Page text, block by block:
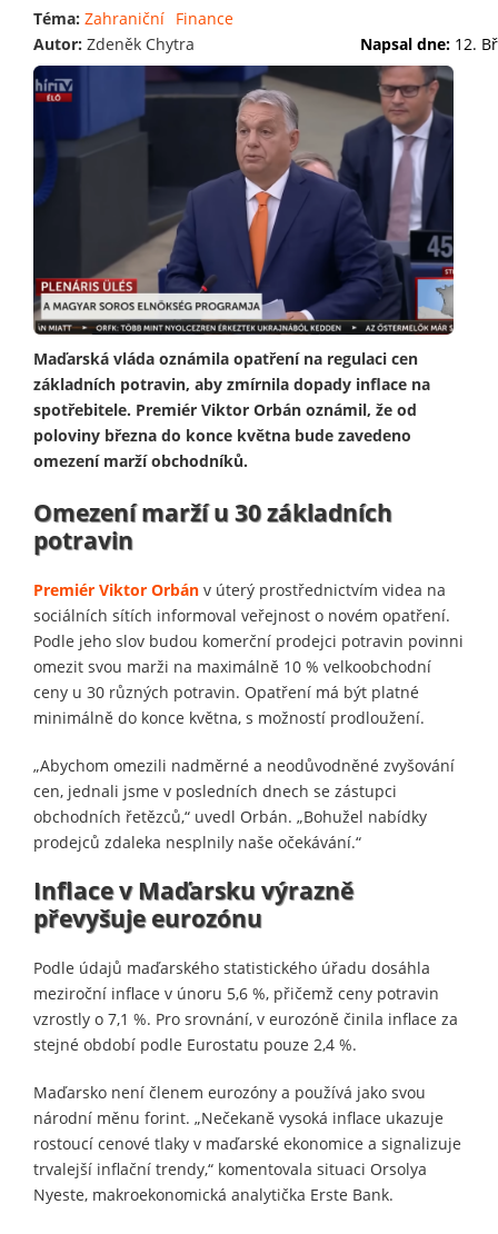
Téma: Zahraniční Finance
Autor: Zdeněk Chytra Napsal dne: 12.
Maďarská vláda oznámila opatření na regulaci cen
základních potravin, aby zmírnila dopady inflace na
spotřebitele. Premiér Viktor Orbán oznámil, že od
poloviny března do konce května bude zavedeno
omezení marží obchodníků.
Omezení marží u 30 základních
potravin
Premiér Viktor Orbán v úterý prostřednictvím videa na
sociálních sítích informoval veřejnost o novém opatření.
Podle jeho slov budou komerční prodejci potravin povinni
omezit svou marži na maximálně 10 % velkoobchodní
ceny u 30 různých potravin. Opatření má být platné
minimálně do konce května, s možností prodloužení.
„Abychom omezili nadměrné a neodůvodněné zvyšování
cen, jednali jsme v posledních dnech se zástupci
obchodních řetězců,“ uvedl Orbán. „Bohužel nabídky
prodejců zdaleka nesplnily naše očekávání.“
Inflace v Maďarsku výrazně
převyšuje eurozónu
Podle údajů maďarského statistického úřadu dosáhla
meziroční inflace v únoru 5,6 %, přičemž ceny potravin
vzrostly o 7,1 %. Pro srovnání, v eurozóně činila inflace za
stejné období podle Eurostatu pouze 2,4 %.
Maďarsko není členem eurozóny a používá jako svou
národní měnu forint. „Nečekaně vysoká inflace ukazuje
rostoucí cenové tlaky v maďarské ekonomice a signalizuje
trvalejší inflační trendy,“ komentovala situaci Orsolya
Nyeste, makroekonomická analytička Erste Bank.